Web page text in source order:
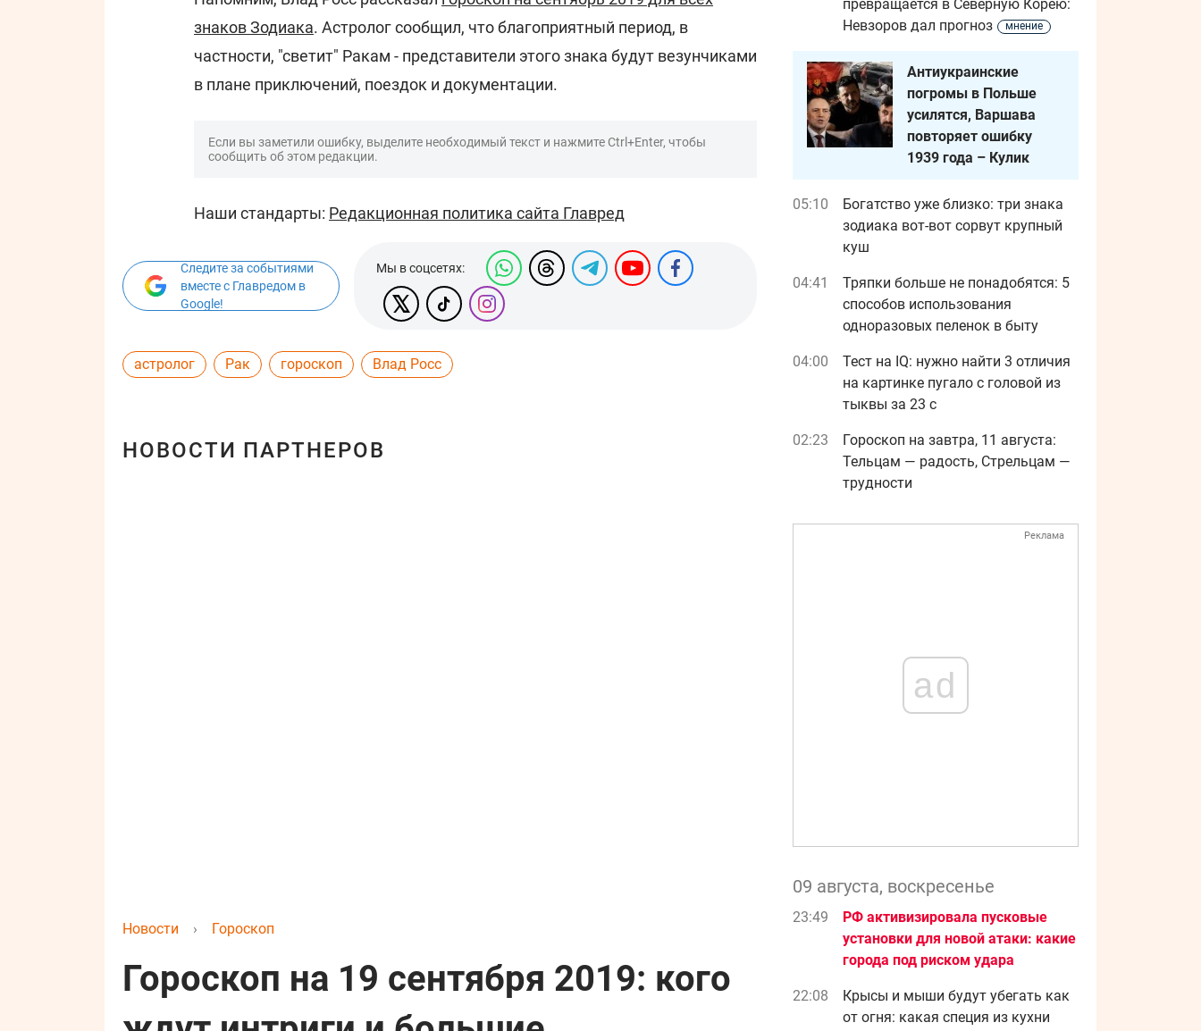
знаков Зодиака. Астролог сообщил, что благоприятный период, в
частности, "светит" Ракам - представители этого знака будут везунчиками
в плане приключений, поездок и документации.
Если вы заметили ошибку, выделите необходимый текст и нажмите Ctrl+Enter, чтобы
сообщить об этом редакции.
Наши стандарты: Редакционная политика сайта Главред
Следите за событиями
вместе с Главредом в
Google!
Мы в соцсетях:
астролог Рак гороскоп Влад Росс
НОВОСТИ ПАРТНЕРОВ
Новости › Гороскоп
Гороскоп на 19 сентября 2019: кого
превращается в Северную Корею:
Невзоров дал прогноз
мнение
Антиукраинские
погромы в Польше
усилятся, Варшава
повторяет ошибку
1939 года – Кулик
05:10
Богатство уже близко: три знака
зодиака вот-вот сорвут крупный
куш
04:41
Тряпки больше не понадобятся: 5
способов использования
одноразовых пеленок в быту
04:00
Тест на IQ: нужно найти 3 отличия
на картинке пугало с головой из
тыквы за 23 с
02:23
Гороскоп на завтра, 11 августа:
Тельцам — радость, Стрельцам —
трудности
Реклама
ad
09 августа, воскресенье
23:49
РФ активизировала пусковые
установки для новой атаки: какие
города под риском удара
22:08
Крысы и мыши будут убегать как
от огня: какая специя из кухни